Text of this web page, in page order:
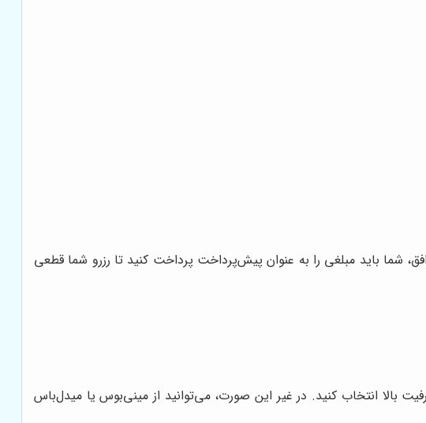
شما باید مبلغی را به عنوان پیش‌پرداخت پرداخت کنید تا رزرو شما قطعی
بالا انتخاب کنید. در غیر این صورت، می‌توانید از مینی‌بوس یا میدل‌باس